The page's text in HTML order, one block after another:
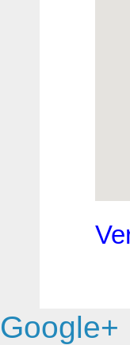
Google+